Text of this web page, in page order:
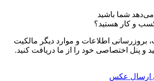
شما باشید
و کار هستید؟
بروزرسانی اطلاعات و موارد دیگر مالکیت
و پنل اختصاصی خود را از ما دریافت کنید.
ارسال عکس